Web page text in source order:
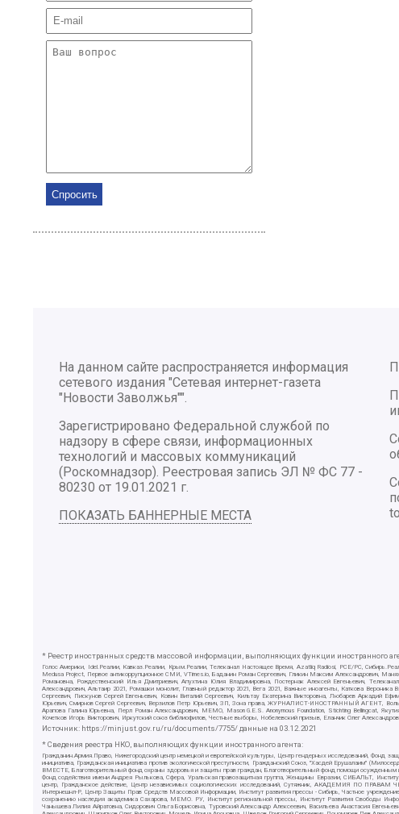
На данном сайте распространяется информация
сетевого издания "Сетевая интернет-газета
"Новости Заволжья"".
Зарегистрировано Федеральной службой по
надзору в сфере связи, информационных
технологий и массовых коммуникаций
(Роскомнадзор). Реестровая запись ЭЛ № ФС 77 -
80230 от 19.01.2021 г.
ПОКАЗАТЬ БАННЕРНЫЕ МЕСТА
* Реестр иностранных средств массовой информации, выполняющих функции иностранного
Голос Америки, Idel.Реалии, Кавказ.Реалии, Крым.Реалии, Телеканал Настоящее Время, Azatliq Radiosi, PCE/PC,
Medusa Project, Первое антикоррупционное СМИ, VTimes.io, Баданин Роман Сергеевич, Гликин Максим Александрович,
Романовна, Рождественский Илья Дмитриевич, Апухтина Юлия Владимировна, Постернак Алексей Евгеньевич,
Александрович, Альтаир 2021, Ромашки монолит, Главный редактор 2021, Вега 2021, Важные иноагенты, Каткова
Сергеевич, Пискунов Сергей Евгеньевич, Ковин Виталий Сергеевич, Кильтау Екатерина Викторовна, Любарев Аркадий
Юрьевич, Смирнов Сергей Сергеевич, Верзилов Петр Юрьевич, ЗП, Зона права, ЖУРНАЛИСТ-ИНОСТРАННЫЙ АГЕНТ,
Арапова Галина Юрьевна, Перл Роман Александрович, МЕМО, Mason G.E.S. Anonymous Foundation, Stichting Bellingcat,
Кочетков Игорь Викторович, Иркутский союз библиофилов, Честные выборы, Нобелевский призыв, Еланчик Олег
Источник: https://minjust.gov.ru/ru/documents/7755/данные на 03.12.2021
* Сведения реестра НКО, выполняющих функции иностранного агента:
Гражданин.Армия.Право, Нижегородский центр немецкой и европейской культуры, Центр гендерных исследований,
инициатива, Гражданская инициатива против экологической преступности, Гражданский Союз, "Хасдей Ерушалаим"
ВМЕСТЕ, Благотворительный фонд охраны здоровья и защиты прав граждан, Благотворительный фонд помощи осужденным
Фонд содействия имени Андрея Рылькова, Сфера, Уральская правозащитная группа, Женщины Евразии, СИБАЛЬТ, Институт
центр, Гражданское действие, Центр независимых социологических исследований, Сутяжник, АКАДЕМИЯ ПО ПРАВАМ
Интернешнл-Р, Центр Защиты Прав Средств Массовой Информации, Институт развития прессы - Сибирь, Частное
сохранению наследия академика Сахарова, МЕМО. РУ, Институт региональной прессы, Институт Развития Свободы
Чанышева Лилия Айратовна, Сидорович Ольга Борисовна, Туровский Александр Алексеевич, Васильева Анастасия